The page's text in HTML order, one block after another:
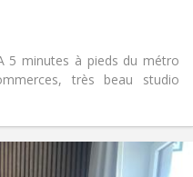
5 minutes à pieds du métro
très beau studio
Praktische Informatie